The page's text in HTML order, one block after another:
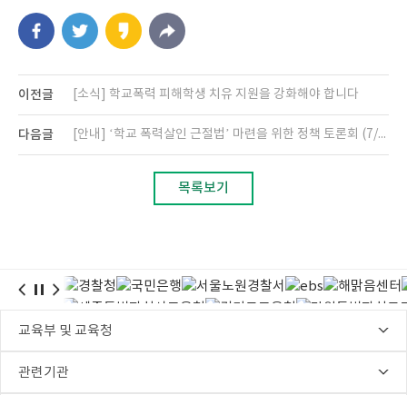
이전글 [소식] 학교폭력 피해학생 치유 지원을 강화해야 합니다
다음글 [안내] ‘학교 폭력살인 근절법’ 마련을 위한 정책 토론회 (7/10)
목록보기